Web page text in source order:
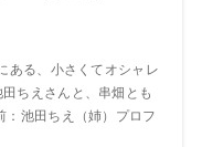
ある、小さくてオシャレ
ちえさんと、串畑とも
：池田ちえ（姉）プロフ